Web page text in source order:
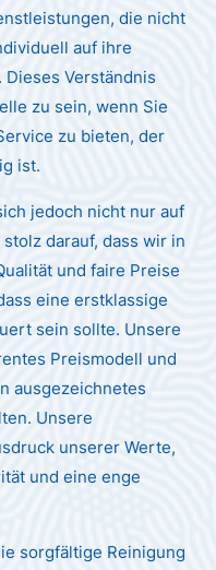
die nicht
auf ihre
Verständnis
zu sein, wenn Sie
zu bieten, der
ist.
jedoch nicht nur auf
darauf, dass wir in
und faire Preise
eine erstklassige
sein sollte. Unsere
Preismodell und
ausgezeichnetes
Unsere
unserer Werte,
und eine enge
sorgfältige Reinigung